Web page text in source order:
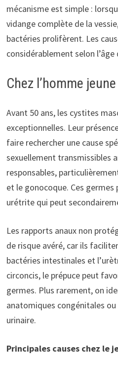
mécanisme est simple :
vidange complète de la
bactéries prolifèrent. Les
considérablement selon
Chez l’homme
Avant 50 ans, les cystites
exceptionnelles. Leur
faire rechercher une cause
sexuellement transmissibles
responsables,
et le gonocoque. Ces germes
urétrite qui peut
Les rapports anaux non
de risque avéré, car ils
bactéries intestinales et
circoncis, le prépuce peut
germes. Plus rarement, on
anatomiques congénitales ou
urinaire.
Principales causes chez le